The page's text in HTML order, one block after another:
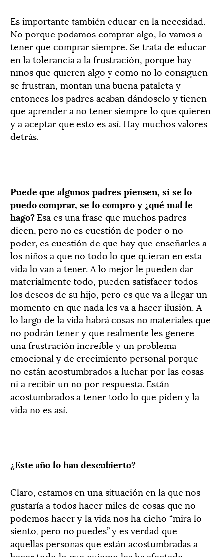
Es importante también educar en la necesidad.
No porque podamos comprar algo, lo vamos a
tener que comprar siempre. Se trata de educar
en la tolerancia a la frustración, porque hay
niños que quieren algo y como no lo consiguen
se frustran, montan una buena pataleta y
entonces los padres acaban dándoselo y tienen
que aprender a no tener siempre lo que quieren
y a aceptar que esto es así. Hay muchos valores
detrás.
Puede que algunos padres piensen, si se lo
puedo comprar, se lo compro y ¿qué mal le
hago? Esa es una frase que muchos padres
dicen, pero no es cuestión de poder o no
poder, es cuestión de que hay que enseñarles a
los niños a que no todo lo que quieran en esta
vida lo van a tener. A lo mejor le pueden dar
materialmente todo, pueden satisfacer todos
los deseos de su hijo, pero es que va a llegar un
momento en que nada les va a hacer ilusión. A
lo largo de la vida habrá cosas no materiales que
no podrán tener y que realmente les genere
una frustración increíble y un problema
emocional y de crecimiento personal porque
no están acostumbrados a luchar por las cosas
ni a recibir un no por respuesta. Están
acostumbrados a tener todo lo que piden y la
vida no es así.
¿Este año lo han descubierto?
Claro, estamos en una situación en la que nos
gustaría a todos hacer miles de cosas que no
podemos hacer y la vida nos ha dicho “mira lo
siento, pero no puedes” y es verdad que
aquellas personas que están acostumbradas a